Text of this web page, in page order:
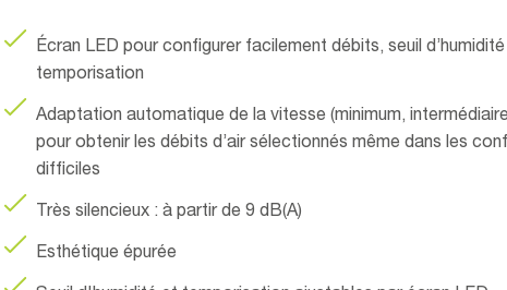
Écran LED pour configurer facilement débits, seuil
temporisation
Adaptation automatique de la vitesse (minimum,
pour obtenir les débits d’air sélectionnés même dans les
difficiles
Très silencieux : à partir de 9 dB(A)
Esthétique épurée